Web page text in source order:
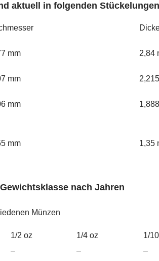
aktuell in folgenden
mm 2,84
mm
mm
mm 1,35
nach Jahren
Münzen
1/2 oz 1/4 oz
1/
– – –